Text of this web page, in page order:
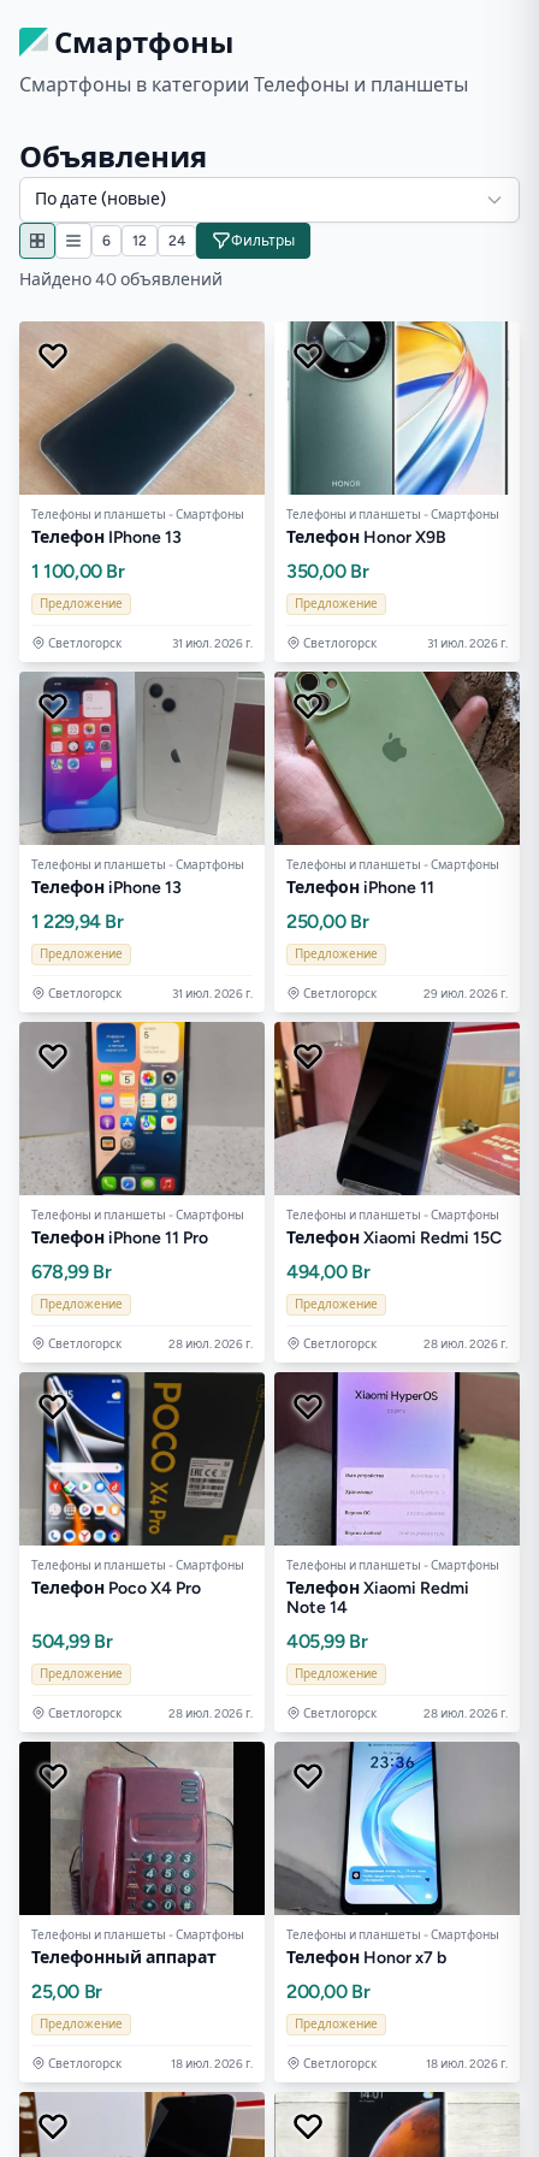
Смартфоны
Смартфоны в категории Телефоны и планшеты
Объявления
По дате (новые)
6 12 24 Фильтры
Найдено 40 объявлений
Телефоны и планшеты - Смартфоны
Телефон IPhone 13
1 100,00 Br
Предложение
Светлогорск 31 июл. 2026 г.
Телефоны и планшеты - Смартфоны
Телефон Honor X9B
350,00 Br
Предложение
Светлогорск 31 июл. 2026 г.
Телефоны и планшеты - Смартфоны
Телефон iPhone 13
1 229,94 Br
Предложение
Светлогорск 31 июл. 2026 г.
Телефоны и планшеты - Смартфоны
Телефон iPhone 11
250,00 Br
Предложение
Светлогорск 29 июл. 2026 г.
Телефоны и планшеты - Смартфоны
Телефон iPhone 11 Pro
678,99 Br
Предложение
Светлогорск 28 июл. 2026 г.
Телефоны и планшеты - Смартфоны
Телефон Xiaomi Redmi 15C
494,00 Br
Предложение
Светлогорск 28 июл. 2026 г.
Телефоны и планшеты - Смартфоны
Телефон Poco X4 Pro
504,99 Br
Предложение
Светлогорск 28 июл. 2026 г.
Телефоны и планшеты - Смартфоны
Телефон Xiaomi Redmi
Note 14
405,99 Br
Предложение
Светлогорск 28 июл. 2026 г.
Телефоны и планшеты - Смартфоны
Телефонный аппарат
25,00 Br
Предложение
Светлогорск 18 июл. 2026 г.
Телефоны и планшеты - Смартфоны
Телефон Honor x7 b
200,00 Br
Предложение
Светлогорск 18 июл. 2026 г.